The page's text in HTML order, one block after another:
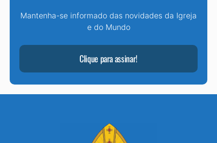
Mantenha-se informado das novidades da Igreja
e do Mundo
Clique para assinar!